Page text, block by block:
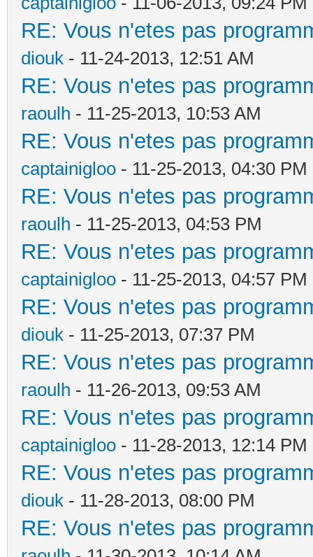
RE: Vous n'etes pas
diouk - 11-24-2013, 12:51 AM
RE: Vous n'etes pas
raoulh - 11-25-2013, 10:53 AM
RE: Vous n'etes pas
captainigloo - 11-25-2013, 04:30 PM
RE: Vous n'etes pas
raoulh - 11-25-2013, 04:53 PM
RE: Vous n'etes pas
captainigloo - 11-25-2013, 04:57 PM
RE: Vous n'etes pas
diouk - 11-25-2013, 07:37 PM
RE: Vous n'etes pas
raoulh - 11-26-2013, 09:53 AM
RE: Vous n'etes pas
captainigloo - 11-28-2013, 12:14 PM
RE: Vous n'etes pas
diouk - 11-28-2013, 08:00 PM
RE: Vous n'etes pas